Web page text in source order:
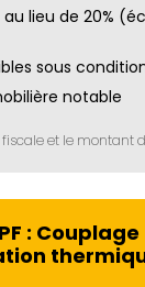
au lieu de 20%
sous
notable
et le montant
: Couplage